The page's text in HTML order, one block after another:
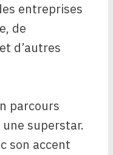
entreprises
de
d’autres
parcours
superstar.
son accent